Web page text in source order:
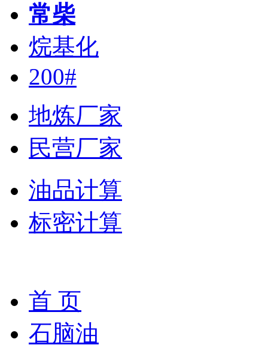
常柴
烷基化
200#
地炼厂家
民营厂家
油品计算
标密计算
首 页
石脑油